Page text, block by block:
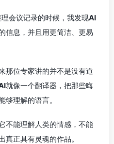
会议记录的时候，我发现AI
信息，并且用更简洁、更易
那位专家讲的并不是没有道
就像一个翻译器，把那些晦
够理解的语言。
不能理解人类的情感，不能
真正具有灵魂的作品。